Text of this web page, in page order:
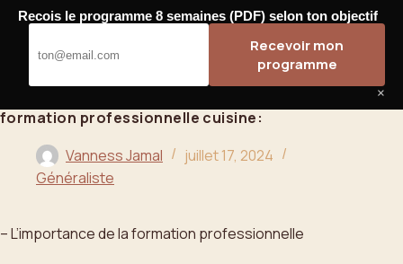
Passer
contenu
Bahoo
formation professionnelle cuisine:
Vanness Jamal
juillet 17, 2024
Généraliste
– L’importance de la formation professionnelle
Recois le programme 8 semaines (PDF) selon ton objectif
Recevoir mon
programme
×